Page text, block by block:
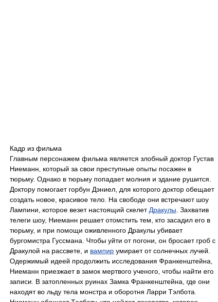
Кадр из фильма
Главным персонажем фильма является злобный доктор Густав
Ниеманн, который за свои преступные опыты посажен в
тюрьму. Однако в тюрьму попадает молния и здание рушится.
Доктору помогает горбун Дэниел, для которого доктор обещает
создать новое, красивое тело. На свободе они встречают шоу
Лампини, которое везет настоящий скелет Дракулы . Захватив
телеги шоу, Ниеманн решает отомстить тем, кто засадил его в
тюрьму, и при помощи оживленного Дракулы убивает
бургомистра Гуссмана. Чтобы уйти от погони, он бросает гроб с
Дракулой на рассвете, и вампир умирает от солнечных лучей.
Одержимый идеей продолжить исследования Франкенштейна,
Ниеманн приезжает в замок мертвого ученого, чтобы найти его
записи. В затопленных руинах Замка Франкенштейна, где они
находят во льду тела монстра и оборотня Ларри Тэлбота.